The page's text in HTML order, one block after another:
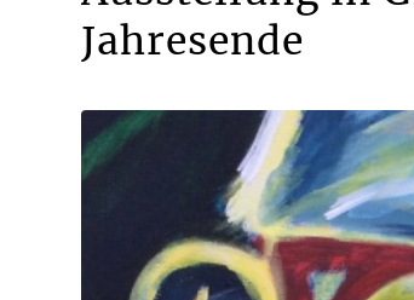
Jahresende